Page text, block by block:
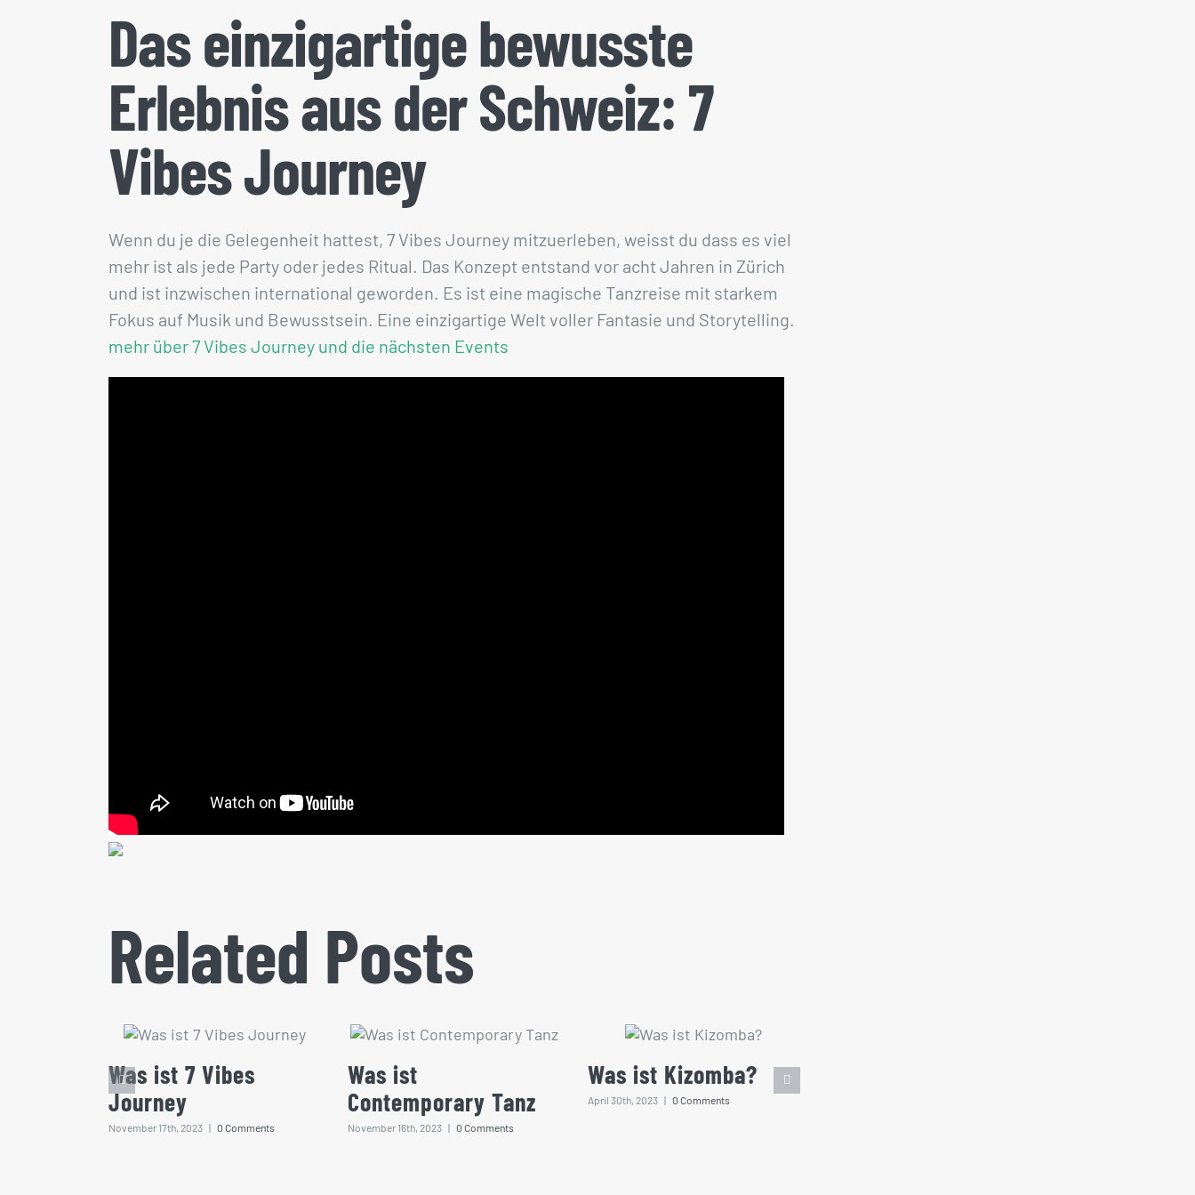
Das einzigartige bewusste
Erlebnis aus der Schweiz: 7
Vibes Journey
Wenn du je die Gelegenheit hattest, 7 Vibes Journey mitzuerleben, weisst du dass es viel
mehr ist als jede Party oder jedes Ritual. Das Konzept entstand vor acht Jahren in Zürich
und ist inzwischen international geworden. Es ist eine magische Tanzreise mit starkem
Fokus auf Musik und Bewusstsein. Eine einzigartige Welt voller Fantasie und Storytelling.
mehr über 7 Vibes Journey und die nächsten Events
Related Posts
Was ist 7 Vibes
Journey
November 17th, 2023 | 0 Comments
Was ist
Contemporary Tanz
November 16th, 2023 | 0 Comments
Was ist Kizomba?
April 30th, 2023 | 0 Comments